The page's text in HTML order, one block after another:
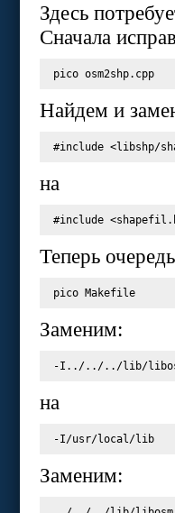
Здесь
Сначала
pico osm2shp.cpp
Найдем и
#include <libshp/
на
#include
Теперь очередь
pico Makefile
Заменим:
на
Заменим: